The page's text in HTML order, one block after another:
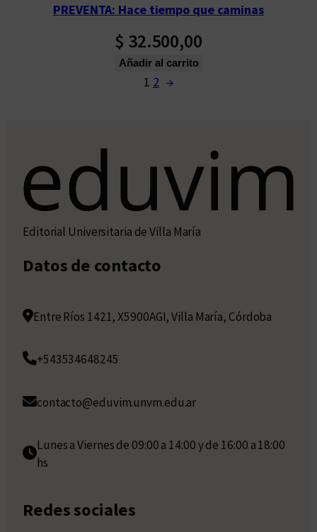
PREVENTA: Hace tiempo que caminas
$ 32.500,00
Añadir al carrito
1 2 →
Editorial Universitaria de Villa María
Datos de contacto
Entre Ríos 1421, X5900AGI, Villa María, Córdoba
+543534648245
contacto@eduvim.unvm.edu.ar
Lunes a Viernes de 09:00 a 14:00 y de 16:00 a 18:00
hs
Redes sociales